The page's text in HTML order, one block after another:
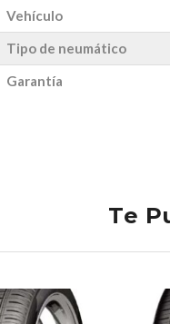
Vehículo
Tipo de neumático
Garantía
Te